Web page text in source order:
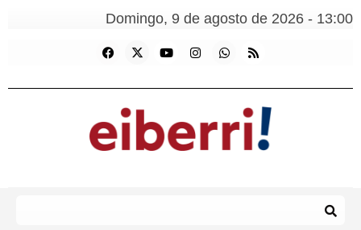
Domingo, 9 de agosto de 2026 - 13:00